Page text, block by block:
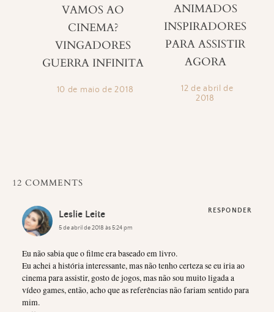
VAMOS AO
CINEMA?
VINGADORES
GUERRA INFINITA
10 de maio de 2018
ANIMADOS
INSPIRADORES
PARA ASSISTIR
AGORA
12 de abril de
2018
12 COMMENTS
Leslie Leite
5 de abril de 2018 às 5:24 pm
Eu não sabia que o filme era baseado em livro.
Eu achei a história interessante, mas não tenho certeza se eu iria ao
cinema para assistir, gosto de jogos, mas não sou muito ligada a
vídeo games, então, acho que as referências não fariam sentido para
mim.
RESPONDER